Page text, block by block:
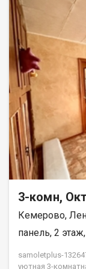
3-комн,
Кемерово,
панель, 2
samoletplus-
уютная 3-